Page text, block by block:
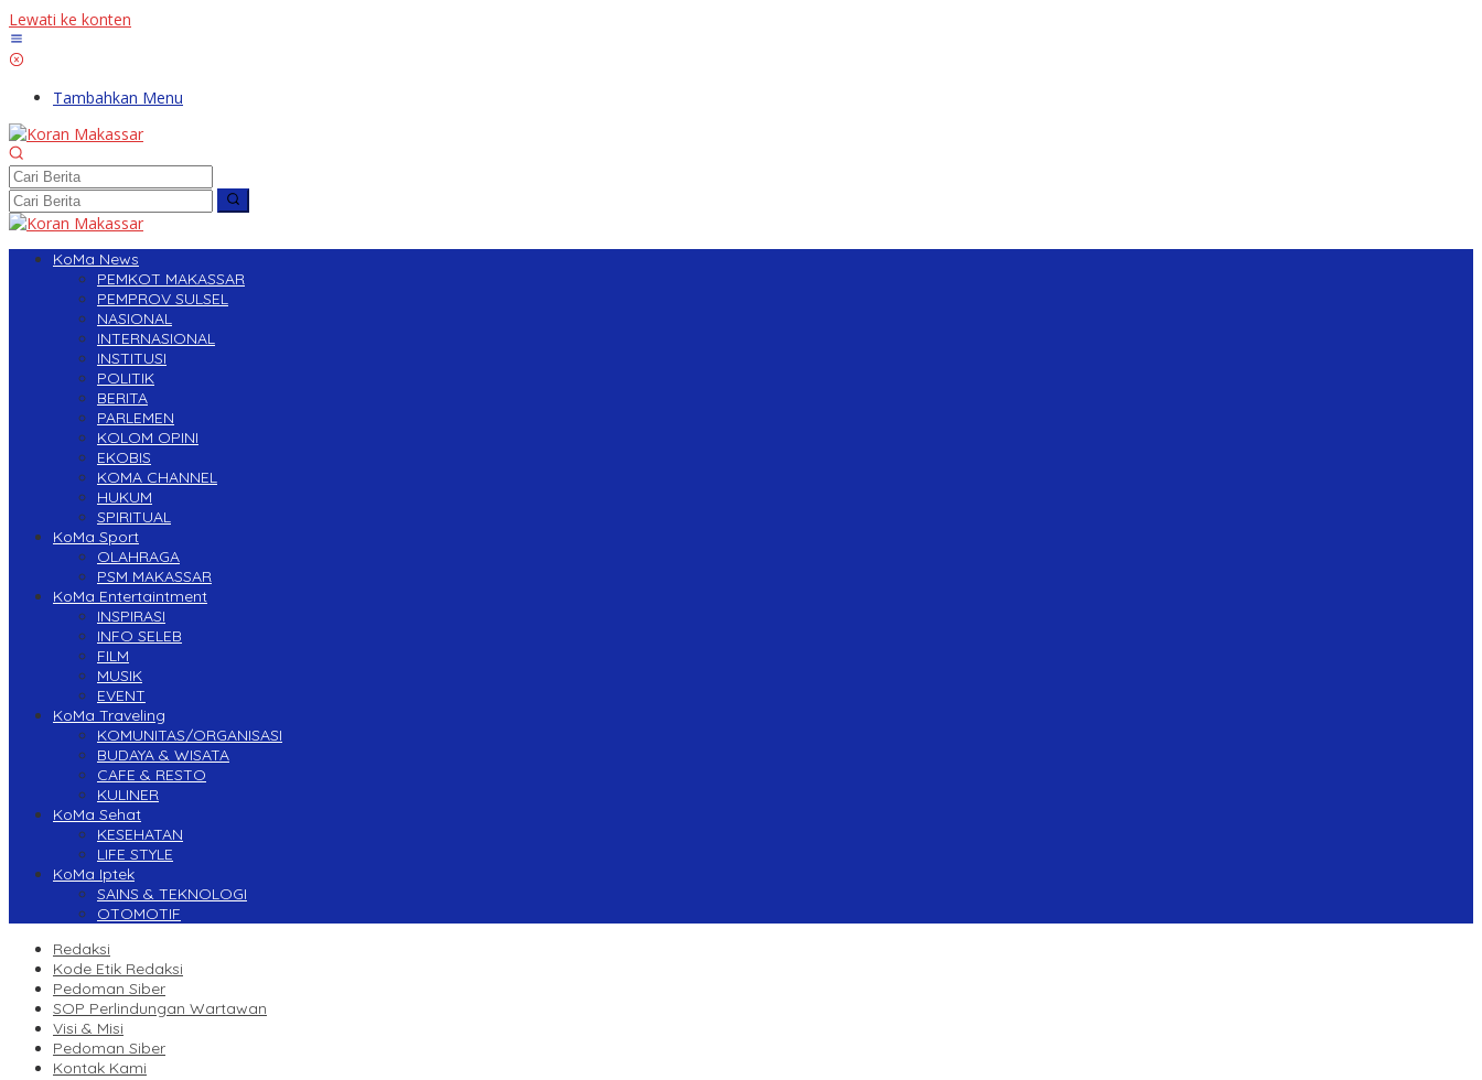
Lewati ke konten
Tambahkan Menu
KoMa News
PEMKOT MAKASSAR
PEMPROV SULSEL
NASIONAL
INTERNASIONAL
INSTITUSI
POLITIK
BERITA
PARLEMEN
KOLOM OPINI
EKOBIS
KOMA CHANNEL
HUKUM
SPIRITUAL
KoMa Sport
OLAHRAGA
PSM MAKASSAR
KoMa Entertaintment
INSPIRASI
INFO SELEB
FILM
MUSIK
EVENT
KoMa Traveling
KOMUNITAS/ORGANISASI
BUDAYA & WISATA
CAFE & RESTO
KULINER
KoMa Sehat
KESEHATAN
LIFE STYLE
KoMa Iptek
SAINS & TEKNOLOGI
OTOMOTIF
Redaksi
Kode Etik Redaksi
Pedoman Siber
SOP Perlindungan Wartawan
Visi & Misi
Pedoman Siber
Kontak Kami